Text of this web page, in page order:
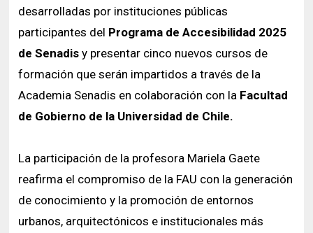
desarrolladas por instituciones públicas
participantes del Programa de Accesibilidad 2025
de Senadis y presentar cinco nuevos cursos de
formación que serán impartidos a través de la
Academia Senadis en colaboración con la Facultad
de Gobierno de la Universidad de Chile.
La participación de la profesora Mariela Gaete
reafirma el compromiso de la FAU con la generación
de conocimiento y la promoción de entornos
urbanos, arquitectónicos e institucionales más